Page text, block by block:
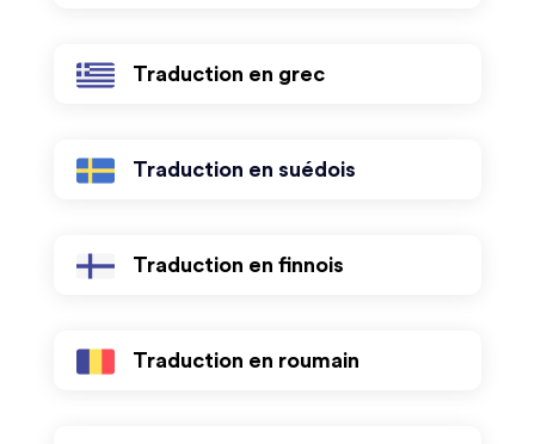
Traduction en grec
Traduction en suédois
Traduction en finnois
Traduction en roumain